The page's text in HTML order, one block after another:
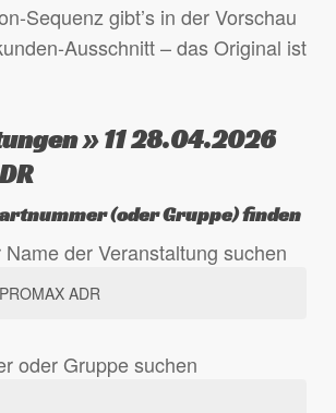
Sequenz gibt’s in der Vorschau
Ausschnitt – das Original ist
» 11 28.04.2026
(oder Gruppe) finden
der Veranstaltung suchen
oder Gruppe suchen